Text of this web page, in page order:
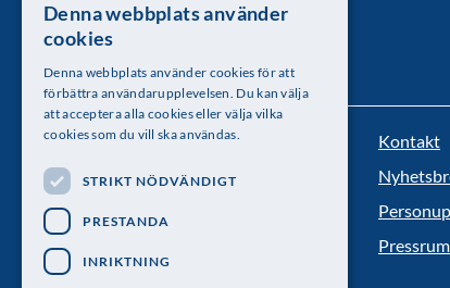
Kungl. Vetenskapsakademien
Besöksadress: Lilla Frescativägen 4A
Telefon: 08-673 95 00
Kontakt
Pressrum
SWEDISH
Denna webbplats använder
cookies
Denna webbplats använder cookies för att
förbättra användarupplevelsen. Du kan välja
att acceptera alla cookies eller välja vilka
cookies som du vill ska användas.
STRIKT NÖDVÄNDIGT
PRESTANDA
INRIKTNING